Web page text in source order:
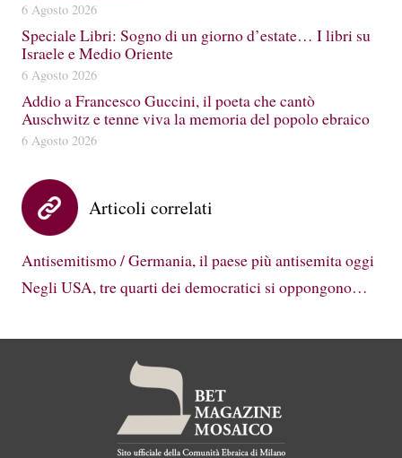
6 Agosto 2026
Speciale Libri: Sogno di un giorno d’estate… I libri su
Israele e Medio Oriente
6 Agosto 2026
Addio a Francesco Guccini, il poeta che cantò
Auschwitz e tenne viva la memoria del popolo ebraico
6 Agosto 2026
Articoli correlati
Antisemitismo / Germania, il paese più antisemita oggi
Negli USA, tre quarti dei democratici si oppongono…